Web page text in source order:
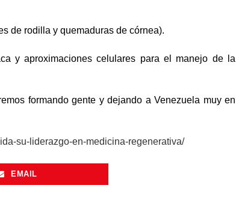
de rodilla y quemaduras de córnea).
y aproximaciones celulares para el manejo de la
formando gente y dejando a Venezuela muy en
su-liderazgo-en-medicina-regenerativa/
EMAIL